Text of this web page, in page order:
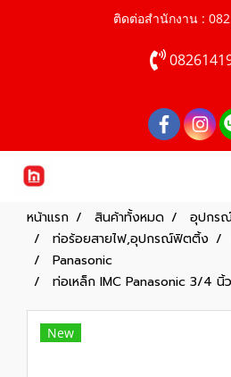
ติดต่อสำนักงาน :
หน้าแรก สินค้าทั้งหมด
อุปกรณ์
ท่อร้อยสายไฟ,อุปกรณ์ฟิตติ้ง
Panasonic
ท่อเหล็ก IMC Panasonic 3/4
New